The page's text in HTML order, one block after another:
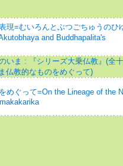
現=むいろんとぶつごちゅうのひ
and Buddhapalita's
いま : 『シリーズ大乗仏教』(全
仏教的なものをめぐって)
めぐって=On the Lineage of the